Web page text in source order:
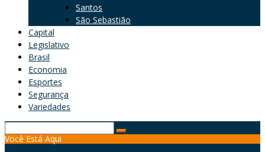
Santos
São Sebastião
Capital
Legislativo
Brasil
Economia
Esportes
Segurança
Variedades
for:
Você Está Aqui